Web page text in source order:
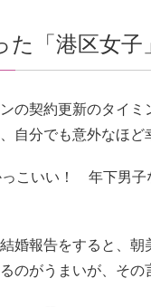
た「港区女子
の契約更新のタイ
自分でも意外なほど
こいい！ 年下男
婚報告をすると、
のがうまいが、その